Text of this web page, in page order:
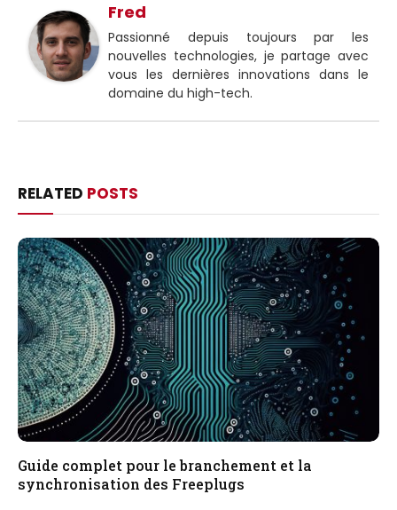
Fred
Passionné depuis toujours par les
nouvelles technologies, je partage avec
vous les dernières innovations dans le
domaine du high-tech.
RELATED POSTS
Guide complet pour le branchement et la
synchronisation des Freeplugs